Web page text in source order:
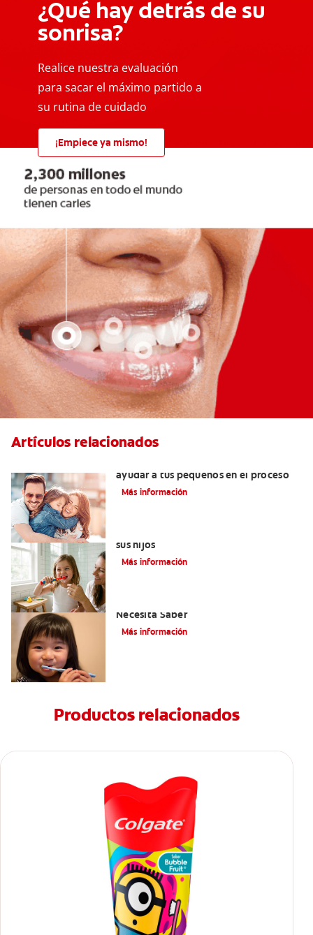
¿Qué hay detrás de su
sonrisa?
Realice nuestra evaluación
para sacar el máximo partido a
su rutina de cuidado
¡Empiece ya mismo!
Artículos relacionados
ayudar a tus pequeños en el proceso
Más información
sus hijos
Más información
Necesita Saber
Más información
Productos relacionados